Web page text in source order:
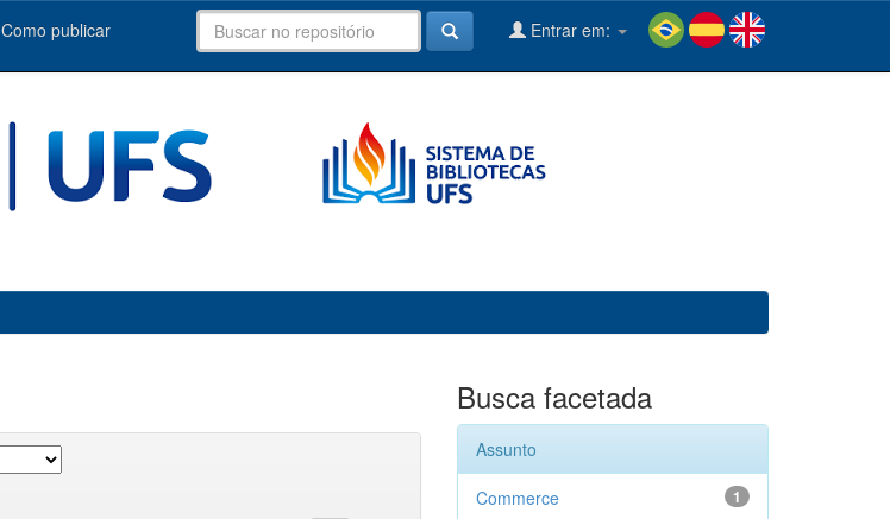
Como publicar Entrar em:
Busca facetada
Assunto
1
Commerce